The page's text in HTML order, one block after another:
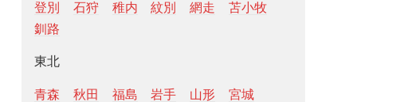
登別
石狩 稚内 紋別 網走
苫小牧
釧路
東北
青森 秋田 福島 岩手 山形 宮城